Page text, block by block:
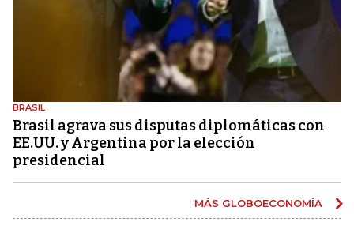
BRASIL
Brasil agrava sus disputas diplomáticas con
EE.UU. y Argentina por la elección
presidencial
MÁS GLOBOECONOMÍA